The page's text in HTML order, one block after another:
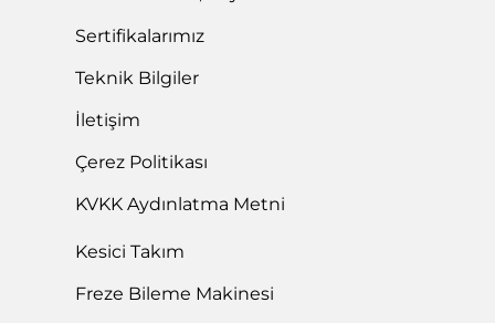
Sertifikalarımız
Teknik Bilgiler
İletişim
Çerez Politikası
KVKK Aydınlatma Metni
Kesici Takım
Freze Bileme Makinesi